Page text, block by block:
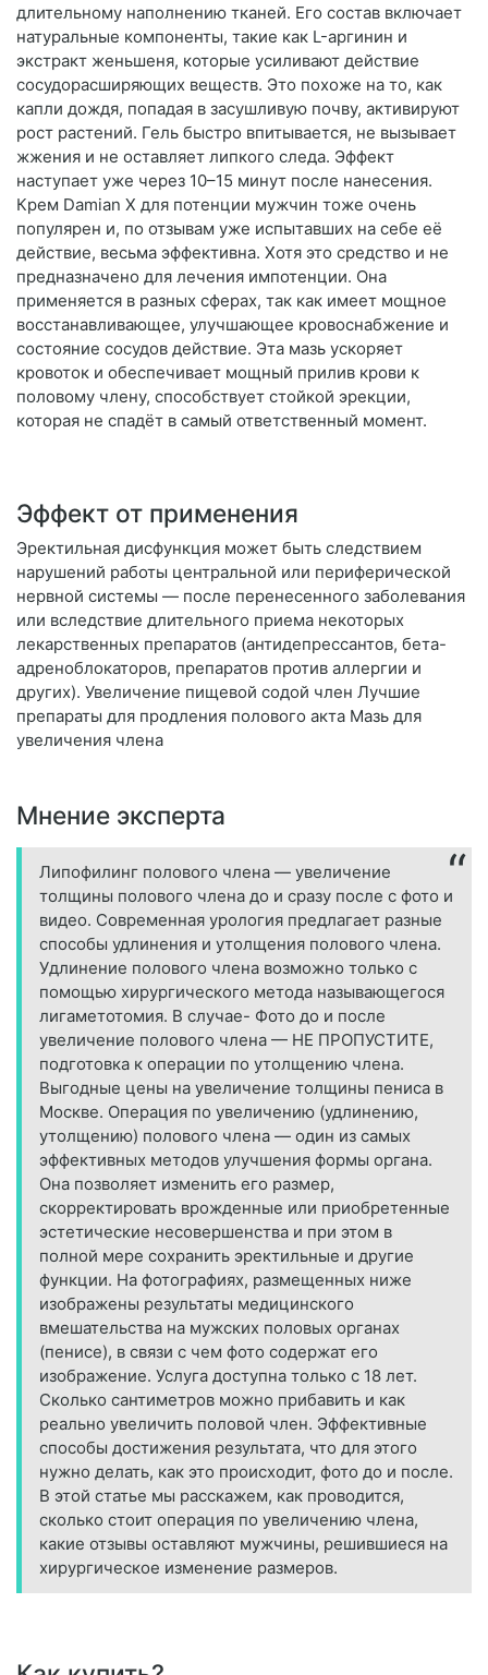
длительному наполнению тканей. Его состав включает
натуральные компоненты, такие как L-аргинин и
экстракт женьшеня, которые усиливают действие
сосудорасширяющих веществ. Это похоже на то, как
капли дождя, попадая в засушливую почву, активируют
рост растений. Гель быстро впитывается, не вызывает
жжения и не оставляет липкого следа. Эффект
наступает уже через 10–15 минут после нанесения.
Крем Damian X для потенции мужчин тоже очень
популярен и, по отзывам уже испытавших на себе её
действие, весьма эффективна. Хотя это средство и не
предназначено для лечения импотенции. Она
применяется в разных сферах, так как имеет мощное
восстанавливающее, улучшающее кровоснабжение и
состояние сосудов действие. Эта мазь ускоряет
кровоток и обеспечивает мощный прилив крови к
половому члену, способствует стойкой эрекции,
которая не спадёт в самый ответственный момент.
Эффект от применения
Эректильная дисфункция может быть следствием
нарушений работы центральной или периферической
нервной системы — после перенесенного заболевания
или вследствие длительного приема некоторых
лекарственных препаратов (антидепрессантов, бета-
адреноблокаторов, препаратов против аллергии и
других). Увеличение пищевой содой член Лучшие
препараты для продления полового акта Мазь для
увеличения члена
Мнение эксперта
Липофилинг полового члена — увеличение
толщины полового члена до и сразу после с фото и
видео. Современная урология предлагает разные
способы удлинения и утолщения полового члена.
Удлинение полового члена возможно только с
помощью хирургического метода называющегося
лигаметотомия. В случае- Фото до и после
увеличение полового члена — НЕ ПРОПУСТИТЕ,
подготовка к операции по утолщению члена.
Выгодные цены на увеличение толщины пениса в
Москве. Операция по увеличению (удлинению,
утолщению) полового члена — один из самых
эффективных методов улучшения формы органа.
Она позволяет изменить его размер,
скорректировать врожденные или приобретенные
эстетические несовершенства и при этом в
полной мере сохранить эректильные и другие
функции. На фотографиях, размещенных ниже
изображены результаты медицинского
вмешательства на мужских половых органах
(пенисе), в связи с чем фото содержат его
изображение. Услуга доступна только с 18 лет.
Сколько сантиметров можно прибавить и как
реально увеличить половой член. Эффективные
способы достижения результата, что для этого
нужно делать, как это происходит, фото до и после.
В этой статье мы расскажем, как проводится,
сколько стоит операция по увеличению члена,
какие отзывы оставляют мужчины, решившиеся на
хирургическое изменение размеров.